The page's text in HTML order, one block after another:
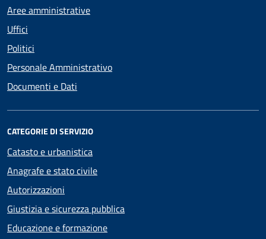
Aree amministrative
Uffici
Politici
Personale Amministrativo
Documenti e Dati
CATEGORIE DI SERVIZIO
Catasto e urbanistica
Anagrafe e stato civile
Autorizzazioni
Giustizia e sicurezza pubblica
Educazione e formazione